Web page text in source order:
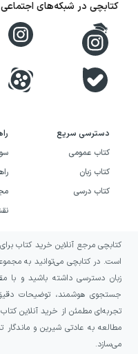
دسترسی سریع
کتاب عمومی
کتاب زبان
کتاب درسی
کتابچی در شبکه‌های اجتماعی
کتابچی مرجع آنلاین خرید کتاب
است. در کتابچی می‌توانید به
زبان دسترسی داشته باشید و با
جستجوی هوشمند، توضیحات دقیق
تجربه‌ای مطمئن از خرید آنلاین
مطالعه به عادتی شیرین و ماندگار
می‌سازد.